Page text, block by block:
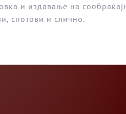
и издавање на
спотови и слично.